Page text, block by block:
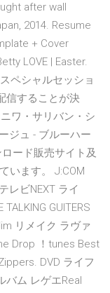
after wall
2014. Resume
+ Cover
LOVE | Easter.
スペシャルセッショ
信することが決
ワ・サリバン・シ
ジュ - ブルーハー
ード販売サイト及
います。 J:COM
レビNEXT ライ
GUITERS
リメイク ラヴァ
Drop ！tunes Best
DVD ライフ
ム レゲエReal